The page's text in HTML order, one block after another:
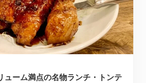
ューム満点の名物ランチ・トンテ